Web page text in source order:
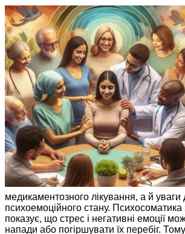
медикаментозного лікування, а й уваги
психоемоційного стану.
показує, що стрес і негативні емоції
напади або погіршувати їх перебіг.